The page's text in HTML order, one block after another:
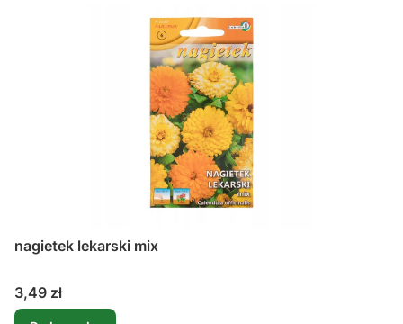
nagietek lekarski mix
Cena
3,49 zł